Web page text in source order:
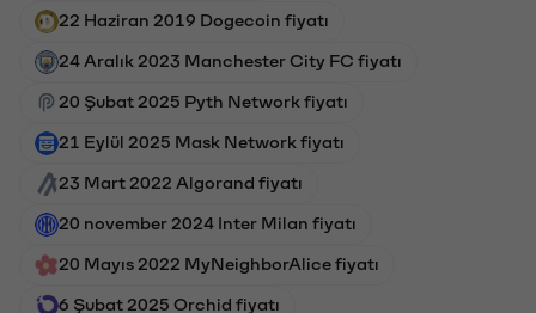
22 Haziran 2019 Dogecoin fiyatı
24 Aralık 2023 Manchester City FC fiyatı
20 Şubat 2025 Pyth Network fiyatı
21 Eylül 2025 Mask Network fiyatı
23 Mart 2022 Algorand fiyatı
20 november 2024 Inter Milan fiyatı
20 Mayıs 2022 MyNeighborAlice fiyatı
6 Şubat 2025 Orchid fiyatı